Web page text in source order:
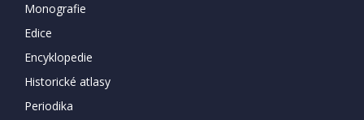
Monografie
Edice
Encyklopedie
Historické atlasy
Periodika